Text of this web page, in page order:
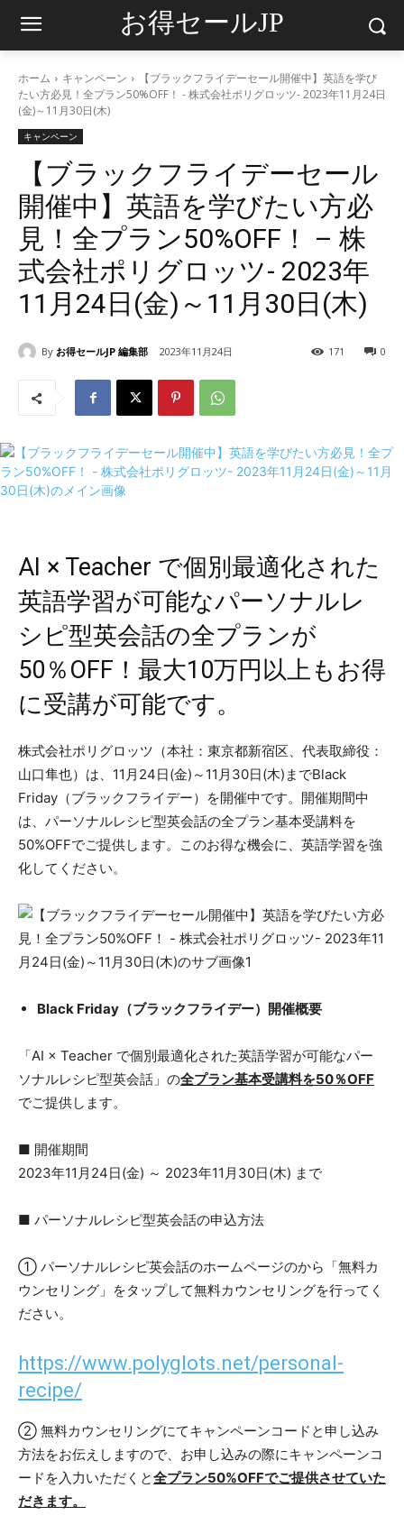
お得セールJP
ホーム キャンペーン
【ブラックフライデーセール開催中】英語を学び
たい方必見！全プラン50%OFF！ - 株式会社ポリグロッツ- 2023年11月24日
(金)～11月30日(木)
キャンペーン
【ブラックフライデーセール
開催中】英語を学びたい方必
見！全プラン50%OFF！ – 株
式会社ポリグロッツ- 2023年
11月24日(金)～11月30日(木)
By お得セールJP 編集部 2023年11月24日 0
171
AI × Teacher で個別最適化された
英語学習が可能なパーソナルレ
シピ型英会話の全プランが
50％OFF！最大10万円以上もお得
に受講が可能です。
株式会社ポリグロッツ（本社：東京都新宿区、代表取締役：
山口隼也）は、11月24日(金)～11月30日(木)までBlack
Friday（ブラックフライデー）を開催中です。開催期間中
は、パーソナルレシピ型英会話の全プラン基本受講料を
50%OFFでご提供します。このお得な機会に、英語学習を強
化してください。
Black Friday（ブラックフライデー）開催概要
「AI × Teacher で個別最適化された英語学習が可能なパー
ソナルレシピ型英会話」の全プラン基本受講料を50％OFF
でご提供します。
■ 開催期間
2023年11月24日(金) ～ 2023年11月30日(木) まで
■ パーソナルレシピ型英会話の申込方法
① パーソナルレシピ英会話のホームページのから「無料カ
ウンセリング」をタップして無料カウンセリングを行ってく
ださい。
https://www.polyglots.net/personal-
recipe/
② 無料カウンセリングにてキャンペーンコードと申し込み
方法をお伝えしますので、お申し込みの際にキャンペーンコ
ードを入力いただくと全プラン50%OFFでご提供させていた
だきます。